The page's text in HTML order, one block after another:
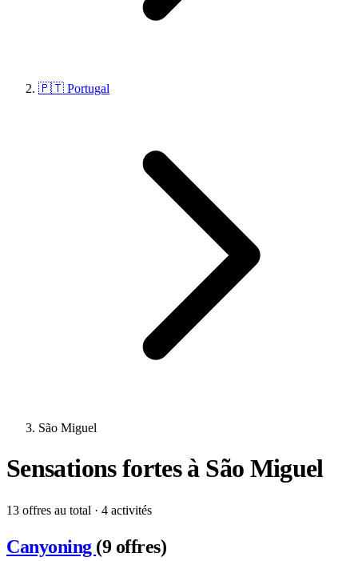
🇵🇹 Portugal
São Miguel
Sensations fortes à São Miguel
13 offres au total · 4 activités
Canyoning (9 offres)